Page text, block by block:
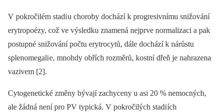
V pokročilém stadi u choroby dochází k progresivnímu snižování
erytropoézy, což ve výsledku znamená nejprve normalizaci a pak
postupné snižování počtu erytrocytů, dále dochází k nárůstu
splenomegali e, mnohdy obřích rozměrů, kostní dřeň je nahrazena
vazivem [2].
Cytogenetické změny bývají zachyceny u asi 20 % nemocných,
ale žádná není pro PV typická. V pokročilých stadi ích